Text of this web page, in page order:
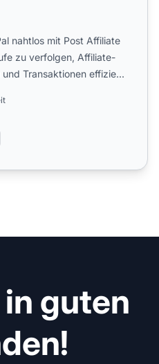
nahtlos mit Post Affiliate
zu verfolgen, Affiliate-
Transaktionen effizie...
guten